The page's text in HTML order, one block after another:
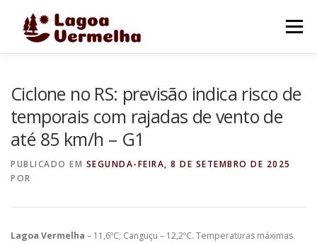
Menu
FALE CONOSCO
Ciclone no RS: previsão indica risco de
temporais com rajadas de vento de
até 85 km/h – G1
PUBLICADO EM SEGUNDA-FEIRA, 8 DE SETEMBRO DE 2025
POR
Lagoa Vermelha – 11,6ºC; Canguçu – 12,2ºC. Temperaturas máximas